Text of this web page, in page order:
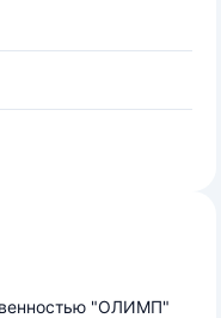
"ОЛИМП"